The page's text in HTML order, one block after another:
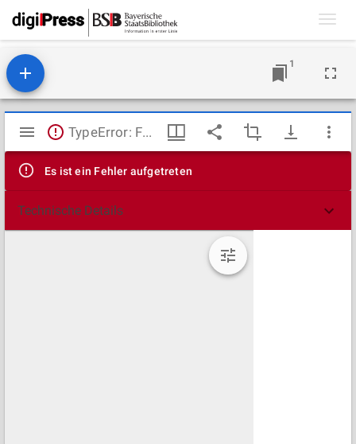
1
Mirador
Viewer
TypeError: Failed to fetch
Es ist ein Fehler aufgetreten
Technische Details